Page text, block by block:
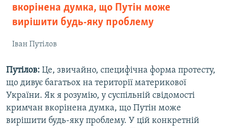
вкорінена думка, що Путін може
вирішити будь-яку проблему
Іван Путілов
Путілов: Це, звичайно, специфічна форма протесту,
що дивує багатьох на території материкової
України. Як я розумію, у суспільній свідомості
кримчан вкорінена думка, що Путін може
вирішити будь-яку проблему. У цій конкретній